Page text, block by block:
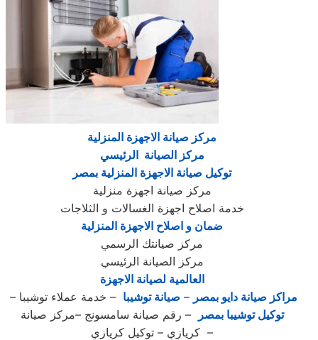
مركز صيانة الاجهزة المنزلية
مركز الصيانة الرئيسي
توكيل صيانة الاجهزة المنزلية بمصر
مركز صيانة اجهزة منزلية
خدمة اصلاح اجهزة الغسالات و الثلاجات
ضمان و اصلاح الاجهزة المنزلية
مركز صيانتك الرسمي
مركز الصيانة الرئيسي
العالمية لصيانة الاجهزة
مراكز صيانة دايو بمصر – صيانة توشيبا – خدمة عملاء توشيبا –
توكيل توشيبا بمصر
– رقم صيانة سامسونج –مركز صيانة
كريازي – توكيل كريازي –